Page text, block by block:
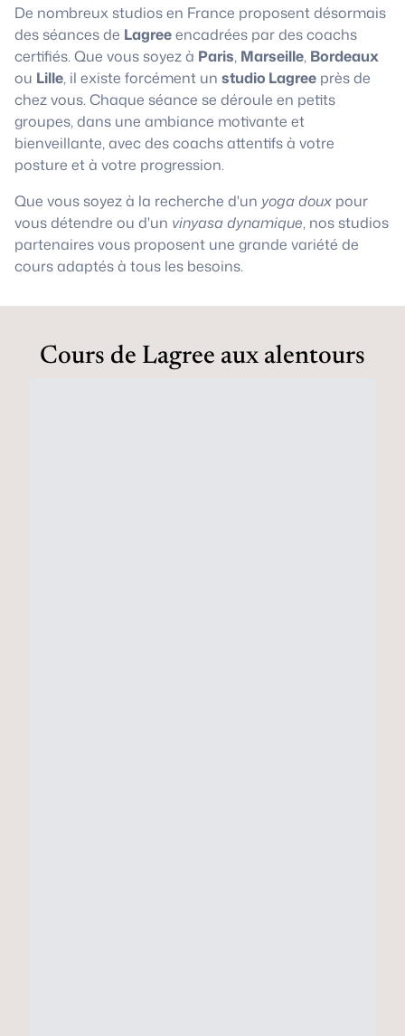
De nombreux studios en France proposent désormais
des séances de Lagreeencadrées par des coachs
certifiés. Que vous soyez à Paris, Marseille, Bordeaux
ou Lille, il existe forcément un studio Lagree près de
chez vous. Chaque séance se déroule en petits
groupes, dans une ambiance motivante et
bienveillante, avec des coachs attentifs à votre
posture et à votre progression.
Que vous soyez à la recherche d'un yoga doux pour
vous détendre ou d'un vinyasa dynamique, nos studios
partenaires vous proposent une grande variété de
cours adaptés à tous les besoins.
Cours de Lagree aux alentours